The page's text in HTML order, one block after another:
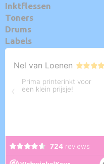
Inktflessen
Toners
Drums
Labels